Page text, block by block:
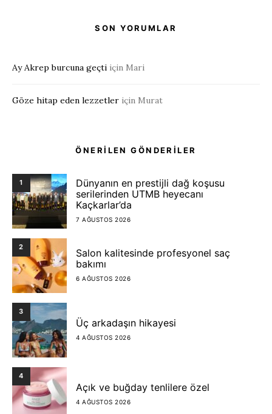
SON YORUMLAR
Ay Akrep burcuna geçti için Mari
Göze hitap eden lezzetler için Murat
ÖNERİLEN GÖNDERİLER
1
Dünyanın en prestijli dağ koşusu
serilerinden UTMB heyecanı
Kaçkarlar’da
7 AĞUSTOS 2026
2
Salon kalitesinde profesyonel saç
bakımı
6 AĞUSTOS 2026
3
Üç arkadaşın hikayesi
4 AĞUSTOS 2026
4
Açık ve buğday tenlilere özel
4 AĞUSTOS 2026